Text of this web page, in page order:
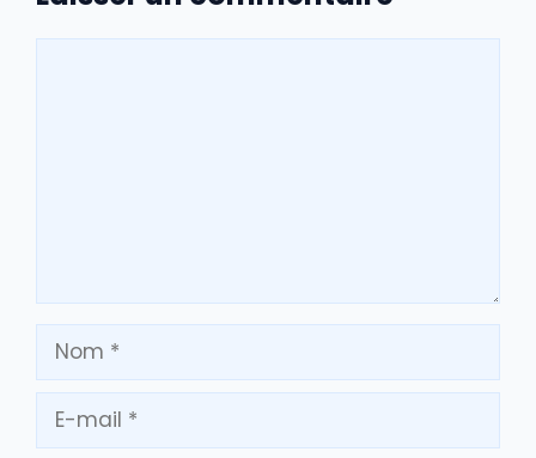
Nom
mail